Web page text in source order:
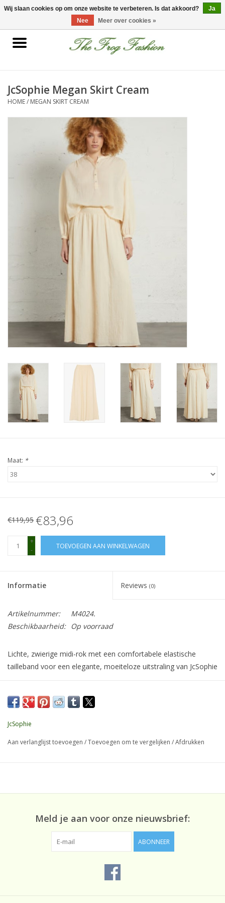
0 Artikelen - €0,00
Home
Nieuwe collectie
JcSophie Megan Skirt Cream
HOME/ MEGAN SKIRT CREAM
Maat: *
€119,95 €83,96
+
-
TOEVOEGEN AAN WINKELWAGEN
Informatie Reviews (0)
Artikelnummer:
M4024.
Beschikbaarheid:
Op voorraad
Lichte, zwierige midi-rok met een comfortabele elastische
tailleband voor een elegante, moeiteloze uitstraling van JcSophie
Achterlengte: 100 cm (Maat S)
Referentie leverancier
M4024-111-Cream
JcSophie
Aan verlanglijst toevoegen /Toevoegen om te vergelijken /Afdrukken
Meld je aan voor onze nieuwsbrief:
ABONNEER
Wij slaan cookies op om onze website te verbeteren. Is dat akkoord?
Ja
Nee
Meer over cookies »